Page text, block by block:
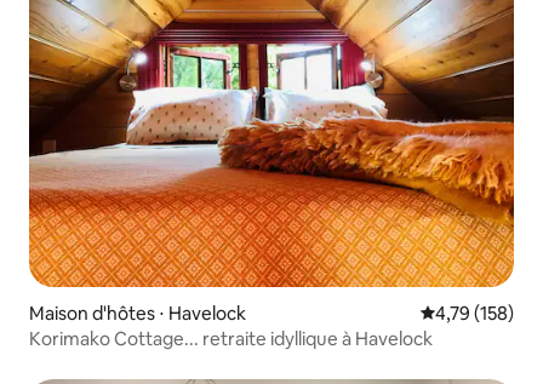
Maison d'hôtes ⋅ Havelock Évaluation
4,79 (158)
Korimako Cottage... retraite idyllique à Havelock